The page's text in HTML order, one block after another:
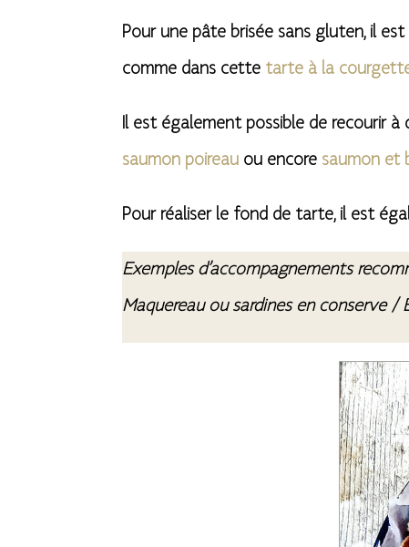
Pour une pâte brisée sans gluten, il
comme dans cette tarte à la
Il est également possible de recourir
saumon poireau ou encore saumon et
Pour réaliser le fond de tarte, il est
Exemples d’accompagnements
Maquereau ou sardines en conserve /